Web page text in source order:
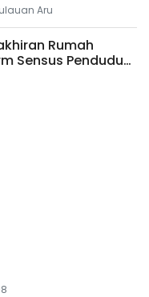
Aru
Rumah
Sensus Penduduk